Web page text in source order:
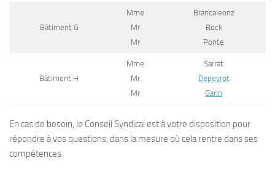
Bâtiment G
Mme
Mr
Mr
Brancaleonz
Bock
Ponte
Bâtiment H
Mme
Mr
Mr
Sarrat
Depeyrot
Garin
En cas de besoin, le Conseil Syndical est à votre disposition pour
répondre à vos questions, dans la mesure où cela rentre dans ses
compétences.